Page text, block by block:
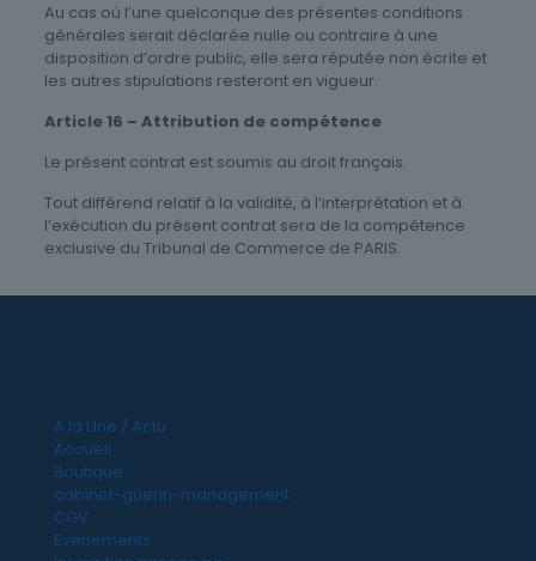
Au cas où l’une quelconque des présentes conditions
générales serait déclarée nulle ou contraire à une
disposition d’ordre public, elle sera réputée non écrite et
les autres stipulations resteront en vigueur.
Article 16 – Attribution de compétence
Le présent contrat est soumis au droit français.
Tout différend relatif à la validité, à l’interprétation et à
l’exécution du présent contrat sera de la compétence
exclusive du Tribunal de Commerce de PARIS.
A la Une / Actu
Accueil
Boutique
cabinet-guerin-management
CGV
Evenements